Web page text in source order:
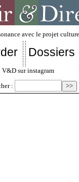
avec le projet
Dossiers
V&D sur instagram
: